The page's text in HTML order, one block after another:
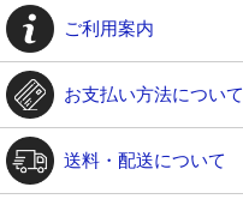
ご利用案内
お支払い方法について
送料・配送について